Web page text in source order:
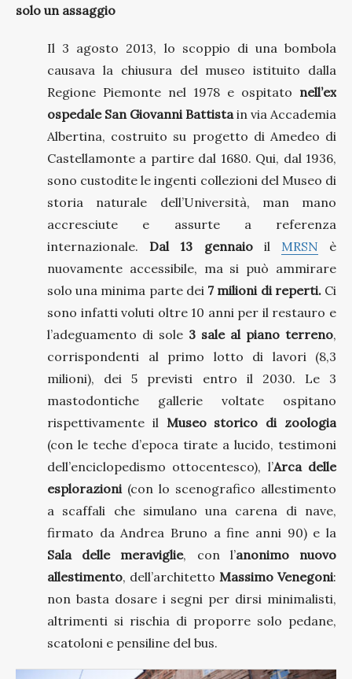
solo un assaggio
Il 3 agosto 2013, lo scoppio di una bombola
causava la chiusura del museo istituito dalla
Regione Piemonte nel 1978 e ospitato nell’ex
ospedale San Giovanni Battista in via Accademia
Albertina, costruito su progetto di Amedeo di
Castellamonte a partire dal 1680. Qui, dal 1936,
sono custodite le ingenti collezioni del Museo di
storia naturale dell’Università, man mano
accresciute e assurte a referenza
internazionale. Dal 13 gennaioil MRSN è
nuovamente accessibile, ma si può ammirare
solo una minima parte dei 7 milioni di reperti.Ci
sono infatti voluti oltre 10 anni per il restauro e
l’adeguamento di sole 3 sale al piano terreno,
corrispondenti al primo lotto di lavori (8,3
milioni), dei 5 previsti entro il 2030. Le 3
mastodontiche gallerie voltate ospitano
rispettivamente il Museo storico di zoologia
(con le teche d’epoca tirate a lucido, testimoni
dell’enciclopedismo ottocentesco), l’Arca delle
esplorazioni (con lo scenografico allestimento
a scaffali che simulano una carena di nave,
firmato da Andrea Bruno a fine anni 90) e la
Sala delle meraviglie, con l’anonimo
nuovo
allestimento, dell’architetto Massimo Venegoni:
non basta dosare i segni per dirsi minimalisti,
altrimenti si rischia di proporre solo pedane,
scatoloni e pensiline del bus.